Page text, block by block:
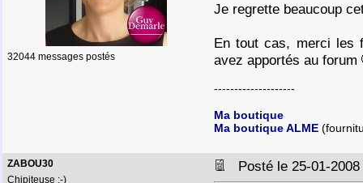
32044 messages postés
Je regrette beaucoup
En tout cas, merci les
avez apportés au forum
--------------------
Ma boutique
Ma boutique ALME
ZABOU30
Chipiteuse :-)
Posté le 25-01-